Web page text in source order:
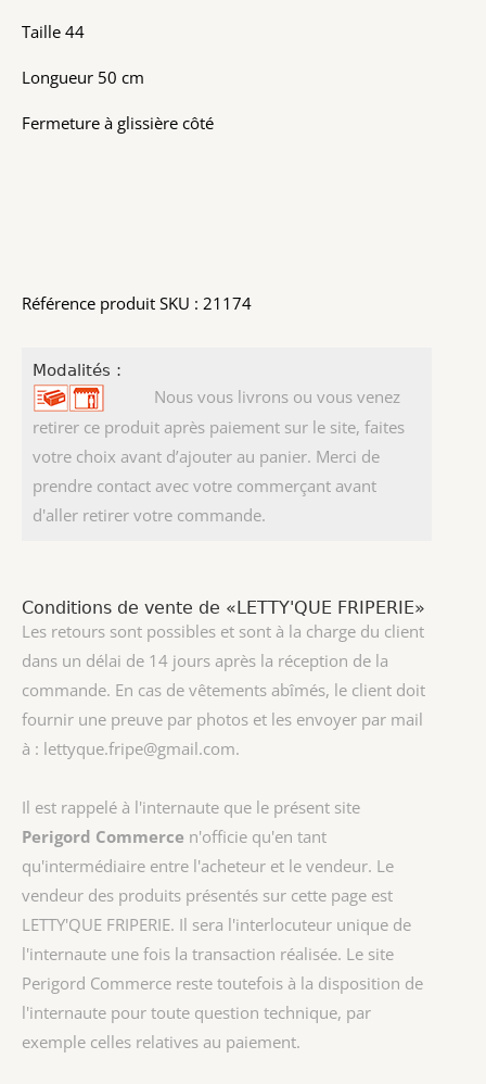
Taille 44
Longueur 50 cm
Fermeture à glissière côté
Référence produit SKU : 21174
Modalités :
Nous vous livrons ou vous venez
retirer ce produit après paiement sur le site, faites
votre choix avant d’ajouter au panier. Merci de
prendre contact avec votre commerçant avant
d'aller retirer votre commande.
Conditions de vente de «LETTY'QUE FRIPERIE»
Les retours sont possibles et sont à la charge du client
dans un délai de 14 jours après la réception de la
commande. En cas de vêtements abîmés, le client doit
fournir une preuve par photos et les envoyer par mail
à : lettyque.fripe@gmail.com.
Il est rappelé à l'internaute que le présent site
Perigord Commerce n'officie qu'en tant
qu'intermédiaire entre l'acheteur et le vendeur. Le
vendeur des produits présentés sur cette page est
LETTY'QUE FRIPERIE. Il sera l'interlocuteur unique de
l'internaute une fois la transaction réalisée. Le site
Perigord Commerce reste toutefois à la disposition de
l'internaute pour toute question technique, par
exemple celles relatives au paiement.